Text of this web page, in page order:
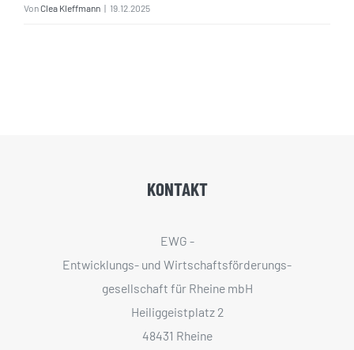
VonClea Kleffmann | 19.12.2025
KONTAKT
EWG -
Entwicklungs- und Wirtschaftsförderungs­
gesellschaft für Rheine mbH
Heiliggeistplatz 2
48431 Rheine